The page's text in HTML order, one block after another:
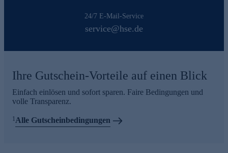
24/7 E-Mail-Service
service@hse.de
Ihre Gutschein-Vorteile auf einen Blick
Einfach einlösen und sofort sparen. Faire Bedingungen und
volle Transparenz.
1 Alle Gutscheinbedingungen